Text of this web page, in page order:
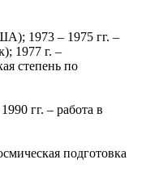
1973 – 1975 гг. –
1977 г. –
степень по
гг. – работа в
подготовка